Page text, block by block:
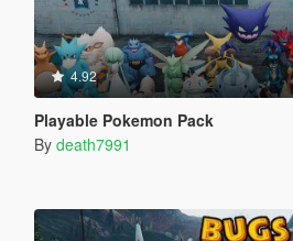
4.92
Playable Pokemon Pack
By death7991